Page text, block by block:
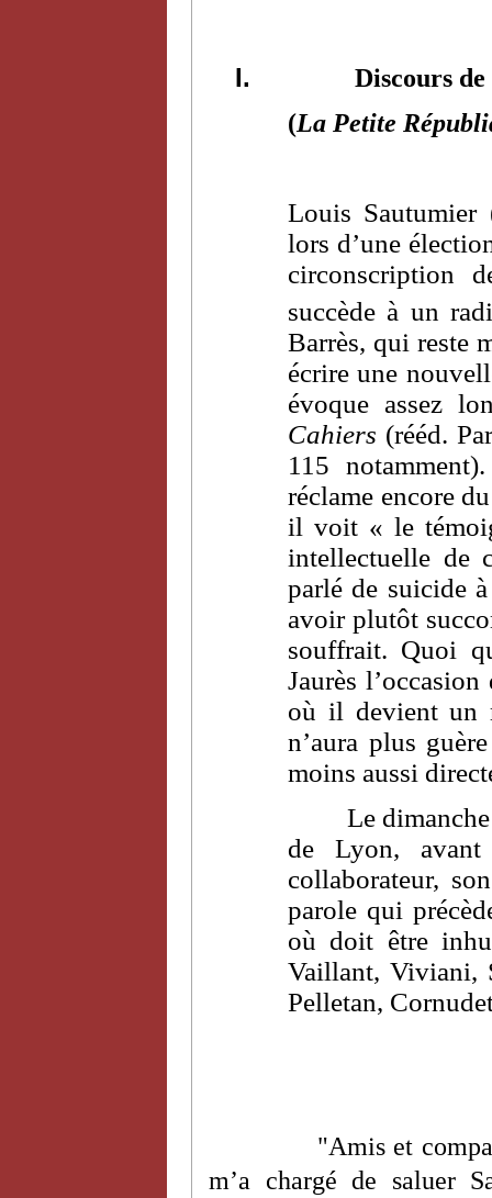
I.
Discours
(La Petite
Louis Sautumier
lors d’une
circonscription
succède à un
Barrès, qui reste
écrire une
évoque assez
Cahiers (rééd.
115
réclame encore
il voit « le
intellectuelle de
parlé de suicide
avoir plutôt
souffrait. Quoi
Jaurès
où il devient un
n’aura plus
moins aussi
Le
de Lyon,
collaborateur,
parole qui
où doit être
Vaillant, Viviani,
Pelletan,
"Amis et
m’a chargé de saluer